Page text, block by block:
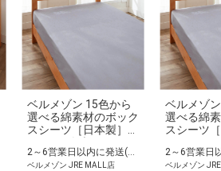
ベルメゾン 15色から
選べる綿素材のボック
スシーツ［日本製］
2～6営業日以内に発送(長期休暇除く)
ベルメゾン JRE MALL店
ベルメゾ
選べる綿
スシーツ［
ベルメゾン